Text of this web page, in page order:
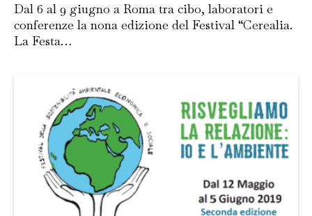
Dal 6 al 9 giugno a Roma tra cibo, laboratori e
conferenze la nona edizione del Festival “Cerealia.
La Festa…